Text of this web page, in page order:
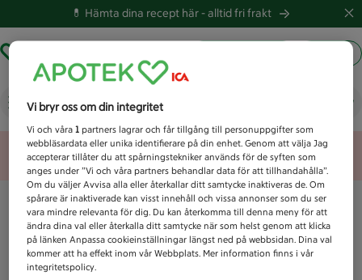
💊 Hämta dina recept här -alltid fri frakt
Vad letar du efter idag?
Unknown error
Vi bryr oss om din integritet
Vi och våra1 partners lagrar och får tillgång till personuppgifter som
webbläsardata eller unika identifierare på din enhet. Genom att välja Jag
accepterar tillåter du att spårningstekniker används för de syften som
anges under ”Vi och våra partners behandlar data för att tillhandahålla”.
Om du väljer Avvisa alla eller återkallar ditt samtycke inaktiveras de. Om
spårare är inaktiverade kan visst innehåll och vissa annonser som du ser
vara mindre relevanta för dig. Du kan återkomma till denna meny för att
ändra dina val eller återkalla ditt samtycke när som helst genom att klicka
på länken Anpassa cookieinställningar längst ned på webbsidan. Dina val
kommer att ha effekt inom vår Webbplats. Mer information finns i vår
integritetspolicy.